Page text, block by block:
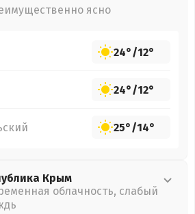
ясно
24°/12°
24°/12°
25°/14°
Крым
облачность, слабый